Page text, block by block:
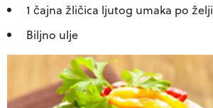
1 čajna žličica ljutog umaka po želji
Biljno ulje